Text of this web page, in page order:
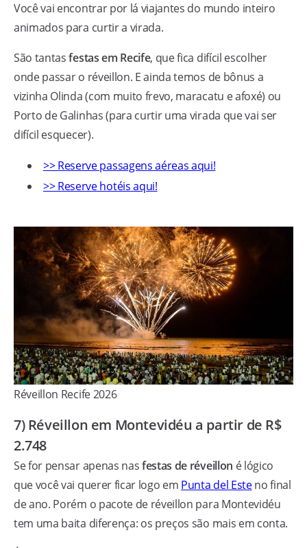
Você vai encontrar por lá viajantes do mundo inteiro
animados para curtir a virada.
São tantasfestas em Recife, que fica difícil escolher
onde passar o réveillon. E ainda temos de bônus a
vizinha Olinda (com muito frevo, maracatu e afoxé) ou
Porto de Galinhas (para curtir uma virada que vai ser
difícil esquecer).
>> Reserve passagens aéreas aqui!
>> Reserve hotéis aqui!
Réveillon Recife 2026
7) Réveillon em Montevidéu a partir de R$
2.748
Se for pensar apenas nasfestas de réveillon é lógico
que você vai querer ficar logo em Punta del Esteno final
de ano. Porém o pacote de réveillon para Montevidéu
tem uma baita diferença: os preços são mais em conta.